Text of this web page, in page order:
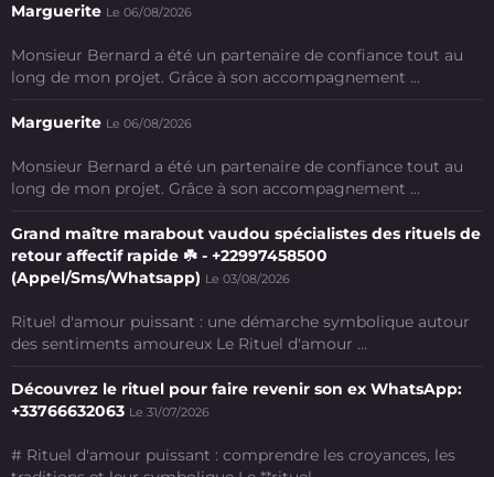
Marguerite Le 06/08/2026
Monsieur Bernard a été un partenaire de confiance tout au
long de mon projet. Grâce à son accompagnement ...
Marguerite Le 06/08/2026
Monsieur Bernard a été un partenaire de confiance tout au
long de mon projet. Grâce à son accompagnement ...
Grand maître marabout vaudou spécialistes des rituels de
retour affectif rapide ☘️ - +22997458500
(Appel/Sms/Whatsapp) Le 03/08/2026
Rituel d'amour puissant : une démarche symbolique autour
des sentiments amoureux Le Rituel d'amour ...
Découvrez le rituel pour faire revenir son ex WhatsApp:
+33766632063 Le 31/07/2026
# Rituel d'amour puissant : comprendre les croyances, les